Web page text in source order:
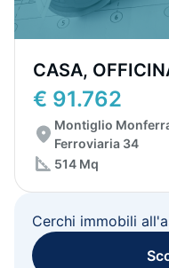
CASA,
€ 91.762
Montiglio
Ferroviaria 34
514 Mq
Cerchi immobili